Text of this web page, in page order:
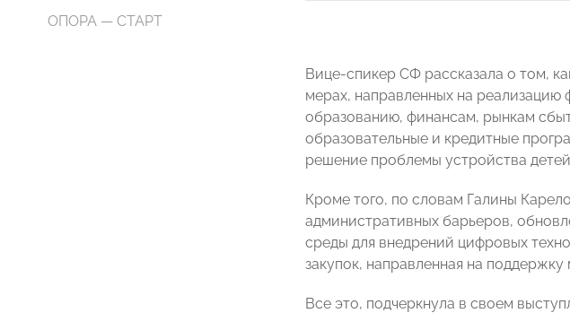
ОПОРА — СТАРТ
Вице-спикер СФ рассказала о том,
мерах, направленных на
образованию, финансам, рынкам
образовательные и кредитные
решение проблемы устройства
Кроме того, по словам Галины
административных барьеров,
среды для внедрений цифровых
закупок, направленная на поддержку
Все это, подчеркнула в своем